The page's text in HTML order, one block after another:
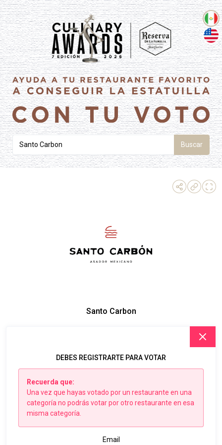
Buscar
Santo Carbon
DEBES REGISTRARTE PARA VOTAR
Recuerda que:
Una vez que hayas votado por un restaurante en una
categoría no podrás votar por otro restaurante en esa
misma categoría.
Email